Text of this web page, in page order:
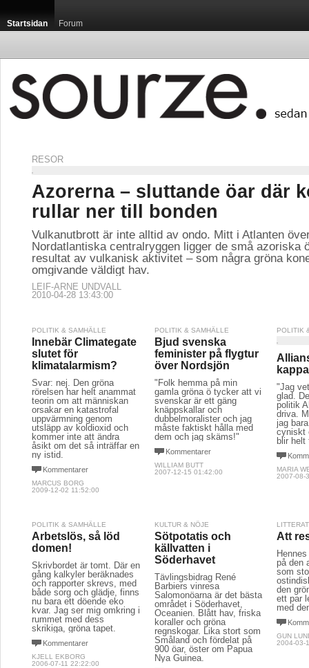
Startsidan Forum
RESOR
Azorerna – sluttande öar där
rullar ner till bonden
Vulkanutbrott är inte alltid av ondo. Mitt i Atlanten
Nordatlantiska centralryggen ligger de små azoriska
resultat av vulkanisk aktivitet – som några gröna
omgivande väldigt hav.
LEIF-ARNE UNDVALL
2010-04-28 13:43:00
POLITIK & SAMHÄLLE
Innebär Climategate
slutet för
klimatalarmism?
Svar: nej. Den gröna
rörelsen har helt anammat
teorin om att människan
orsakar en katastrofal
uppvärmning genom
utsläpp av koldioxid och
kommer inte att ändra
åsikt om det så inträffar en
ny istid.
Kommentarer
MARCUS BORG
2009-12-02 11:52:00
POLITIK & SAMHÄLLE
Bjud svenska
feminister på flygtur
över Nordsjön
"Folk hemma på min
gamla gröna ö tycker att vi
svenskar är ett gäng
knäppskallar och
dubbelmoralister och jag
måste faktiskt hålla med
dem och jag skäms!"
Kommentarer
WILLIAM BUTT
2007-12-15 01:42:00
POLITIK
"Jag
glad.
politik
driva.
jag
cyniskt
blir helt
MARIA
2007-08-
POLITIK & SAMHÄLLE
Arbetslös, så löd
domen!
Skrivbordet är tomt. Där en
gång kalkyler beräknades
och rapporter skrevs, med
både sorg och glädje, finns
nu bara ett döende eko
kvar. Jag ser mig omkring i
rummet med dess
skrikiga, gröna tapet.
Kommentarer
KJELL EKBORG
2006-07-11 22:22:00
KULTUR & NÖJE
Sötpotatis och
källvatten i
Söderhavet
Tävlingsbidrag René
Barbiers vinresa
Salomonöarna är det bästa
området i Söderhavet,
Oceanien. Blått hav, friska
koraller och gröna
regnskogar. Lika stort som
Småland och fördelat på
900 öar, öster om Papua
Nya Guinea.
Att
på den
som
den
ett par
med
GUN
2004-03-